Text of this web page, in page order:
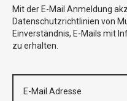
Mit der E-Mail Anmeldung
Datenschutzrichtlinien von
Einverständnis, E-Mails mit
zu erhalten.